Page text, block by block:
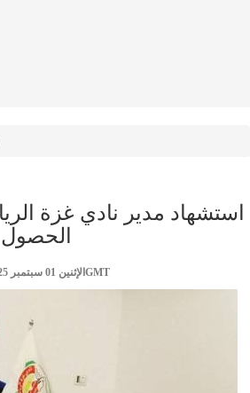
استشهاد مدير نادي غزة
الإثنين 01 سبتمبر 2025 02:46 م / بتوقيت القدس +2GMT